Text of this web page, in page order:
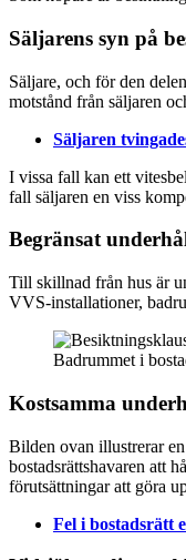
Säljarens syn på
Säljare, och för den
motstånd från säljaren
Säljaren
I vissa fall kan ett
fall säljaren en viss
Begränsat
Till skillnad från hus är
VVS-installationer,
Badrummet i
Kostsamma
Bilden ovan illustrerar
bostadsrättshavaren att
förutsättningar att göra
Fel i bostadsrätt